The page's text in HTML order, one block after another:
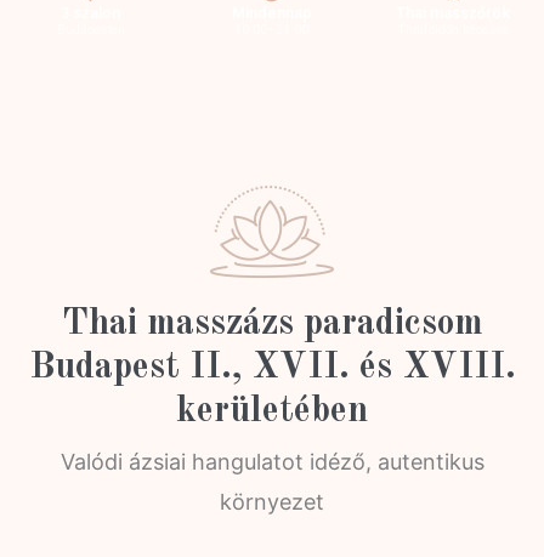
Thai masszázs paradicsom
Budapest II., XVII. és XVIII.
kerületében
Valódi ázsiai hangulatot idéző, autentikus
környezet